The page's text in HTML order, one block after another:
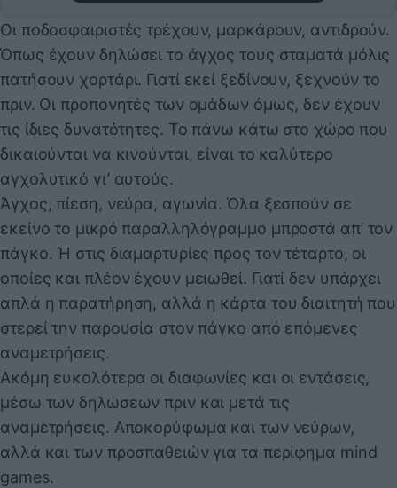
Οι ποδοσφαιριστές τρέχουν, μαρκάρουν, αντιδρούν.
Όπως έχουν δηλώσει το άγχος τους σταματά μόλις
πατήσουν χορτάρι. Γιατί εκεί ξεδίνουν, ξεχνούν το
πριν. Οι προπονητές των ομάδων όμως, δεν έχουν
τις ίδιες δυνατότητες. Το πάνω κάτω στο χώρο που
δικαιούνται να κινούνται, είναι το καλύτερο
αγχολυτικό γι’ αυτούς.
Άγχος, πίεση, νεύρα, αγωνία. Όλα ξεσπούν σε
εκείνο το μικρό παραλληλόγραμμο μπροστά απ’ τον
πάγκο. Ή στις διαμαρτυρίες προς τον τέταρτο, οι
οποίες και πλέον έχουν μειωθεί. Γιατί δεν υπάρχει
απλά η παρατήρηση, αλλά η κάρτα του διαιτητή που
στερεί την παρουσία στον πάγκο από επόμενες
αναμετρήσεις.
Ακόμη ευκολότερα οι διαφωνίες και οι εντάσεις,
μέσω των δηλώσεων πριν και μετά τις
αναμετρήσεις. Αποκορύφωμα και των νεύρων,
αλλά και των προσπαθειών για τα περίφημα mind
games.